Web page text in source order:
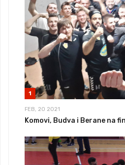
1
FEB, 20 2021
Komovi, Budva i Berane na